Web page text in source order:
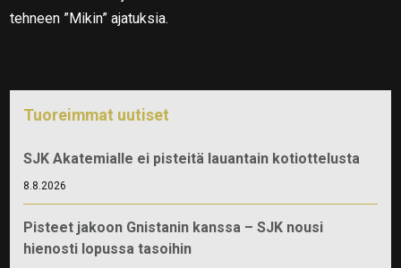
tehneen ”Mikin” ajatuksia.
Tuoreimmat uutiset
SJK Akatemialle ei pisteitä lauantain kotiottelusta
8.8.2026
Pisteet jakoon Gnistanin kanssa – SJK nousi
hienosti lopussa tasoihin